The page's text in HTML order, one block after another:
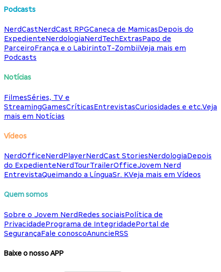
Podcasts
NerdCastNerdCast RPGCaneca de MamicasDepois do
ExpedienteNerdologiaNerdTechExtrasPapo de
ParceiroFrança e o LabirintoT-ZombiiVeja mais em
Podcasts
Notícias
FilmesSéries, TV e
StreamingGamesCríticasEntrevistasCuriosidades e etc.Veja
mais em Notícias
Vídeos
NerdOfficeNerdPlayerNerdCast StoriesNerdologiaDepois
do ExpedienteNerdTourTrailerOfficeJovem Nerd
EntrevistaQueimando a LínguaSr. KVeja mais em Vídeos
Quem somos
Sobre o Jovem NerdRedes sociaisPolítica de
PrivacidadePrograma de IntegridadePortal de
SegurançaFale conoscoAnuncieRSS
Baixe o nosso APP